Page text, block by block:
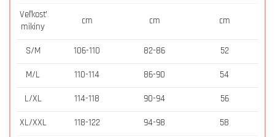
Veľkosť
mikiny
cm cm cm
S/M 106-110 82-86 52
M/L 110-114 86-90 54
L/XL 114-118 90-94 56
XL/XXL 118-122 94-98 58